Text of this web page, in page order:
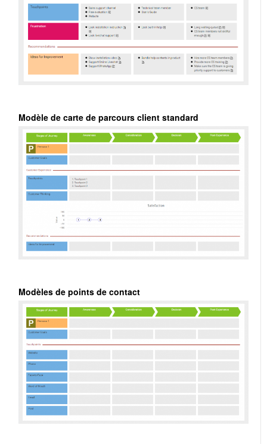
Modèle de carte de parcours client standard
Modèles de points de contact